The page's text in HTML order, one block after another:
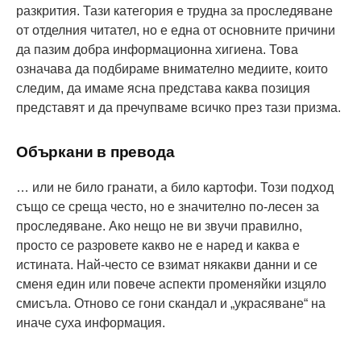
разкрития. Тази категория е трудна за проследяване
от отделния читател, но е една от основните причини
да пазим добра информационна хигиена. Това
означава да подбираме внимателно медиите, които
следим, да имаме ясна представа каква позиция
представят и да пречупваме всичко през тази призма.
Объркани в превода
… или не било гранати, а било картофи. Този подход
също се среща често, но е значително по-лесен за
проследяване. Ако нещо не ви звучи правилно,
просто се разровете какво не е наред и каква е
истината. Най-често се взимат някакви данни и се
сменя един или повече аспекти променяйки изцяло
смисъла. Отново се гони скандал и „украсяване“ на
иначе суха информация.